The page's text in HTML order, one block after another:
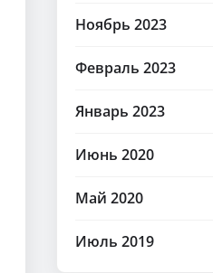
Ноябрь 2023
Февраль 2023
Январь 2023
Июнь 2020
Май 2020
Июль 2019